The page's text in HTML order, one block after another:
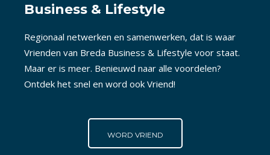
Business & Lifestyle
Regionaal netwerken en samenwerken, dat is waar
Vrienden van Breda Business & Lifestyle voor staat.
Maar er is meer. Benieuwd naar alle voordelen?
Ontdek het snel en word ook Vriend!
WORD VRIEND